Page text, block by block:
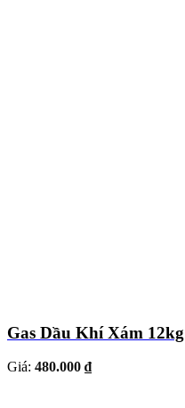
Gas Dầu Khí Xám 12kg
Giá: 480.000 ₫